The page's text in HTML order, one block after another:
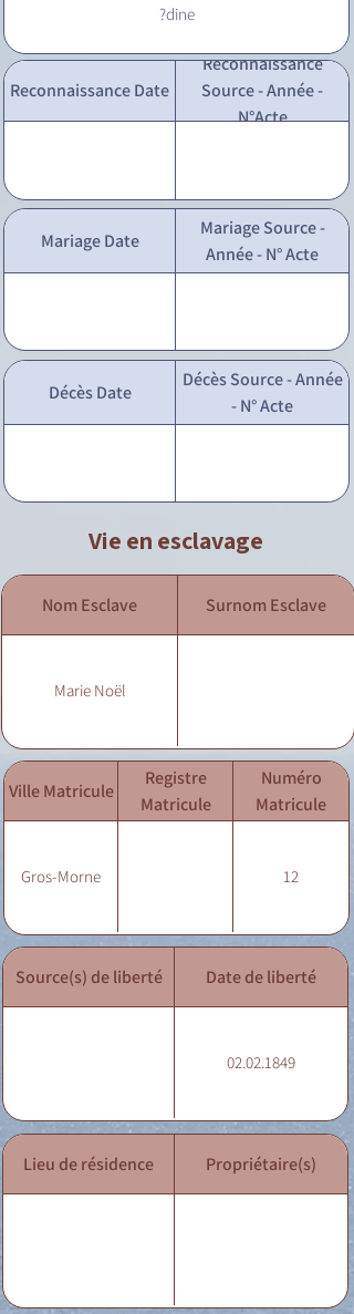
?dine
Reconnaissance Date
Reconnaissance
Source - Année -
N°Acte
Mariage Date
Mariage Source -
Année - N° Acte
Décès Date
Décès Source - Année
- N° Acte
Vie en esclavage
Nom Esclave Surnom Esclave
Marie Noël
Ville Matricule
Registre
Matricule
Numéro
Matricule
Gros-Morne 12
Source(s) de liberté Date de liberté
02.02.1849
Lieu de résidence Propriétaire(s)